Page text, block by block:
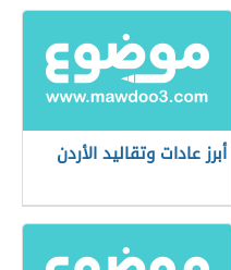
أبرز عادات وتقاليد الأردن